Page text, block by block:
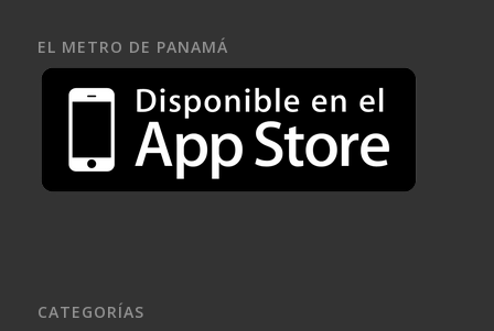
EL METRO DE PANAMÁ
CATEGORÍAS